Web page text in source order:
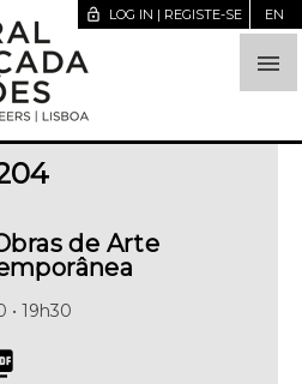

lock_open LOG IN | REGISTE-SE EN
de Arte
• 19h30